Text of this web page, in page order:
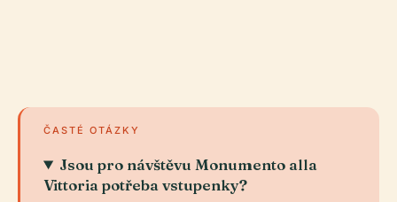
ČASTÉ OTÁZKY
Jsou pro návštěvu Monumento alla
Vittoria potřeba vstupenky?